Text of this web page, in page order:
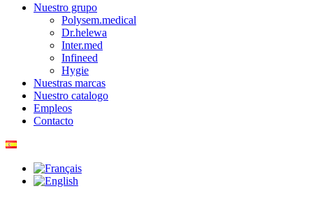
Nuestro grupo
Polysem.medical
Dr.helewa
Inter.med
Infineed
Hygie
Nuestras marcas
Nuestro catalogo
Empleos
Contacto